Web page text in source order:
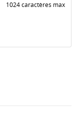
1024 caractères max